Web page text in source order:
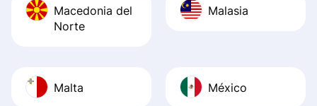
Macedonia del
Norte
Malasia
Malta México